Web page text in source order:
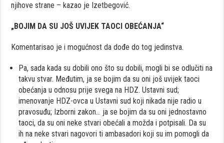
njihove strane – kazao je Izetbegović.
„BOJIM DA SU JOŠ UVIJEK TAOCI OBEĆANJA“
Komentarisao je i mogućnost da dođe do tog jedinstva.
Pa, sada kada su dobili ono što su dobili, mogli bi se odlučiti na
takvu stvar. Međutim, ja se bojim da su oni još uvijek taoci
obećanja u odnosu prije svega na HDZ. Ustavni sud;
imenovanje HDZ-ovca u Ustavni sud koji nikada nije radio u
pravosuđu; Izborni zakon… ja se bojim da su oni jednostavno
taoci, da su oni neke stvari obećali a možda i potpisali. Da su
ih na neke stvari nagovori ti ambasadori koji su im pomogli da